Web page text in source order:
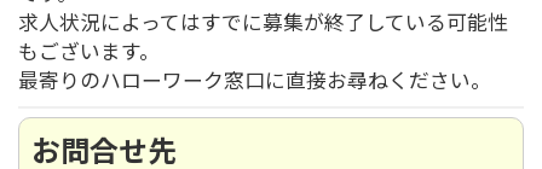
求人状況によってはすでに募集が終了している可能性
もございます。
最寄りのハローワーク窓口に直接お尋ねください。
お問合せ先